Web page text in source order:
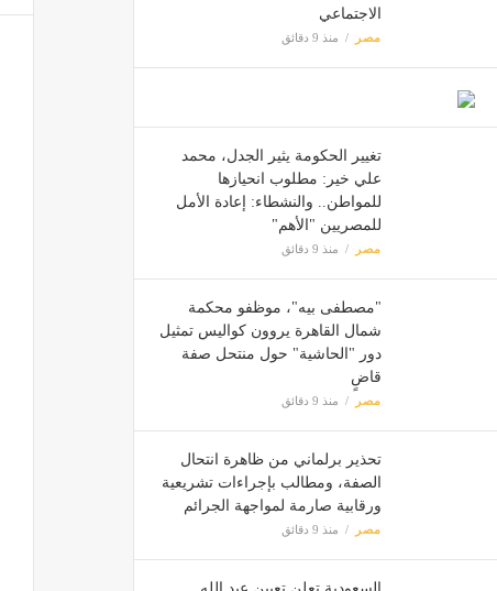
الاجتماعي
مصر منذ 9 دقائق
تغيير الحكومة يثير الجدل، محمد
علي خير: مطلوب انحيازها
للمواطن.. والنشطاء: إعادة الأمل
للمصريين "الأهم"
مصر منذ 9 دقائق
"مصطفى بيه"، موظفو محكمة
شمال القاهرة يروون كواليس تمثيل
دور "الحاشية" حول منتحل صفة
قاضٍ
مصر منذ 9 دقائق
تحذير برلماني من ظاهرة انتحال
الصفة، ومطالب بإجراءات تشريعية
ورقابية صارمة لمواجهة الجرائم
مصر منذ 9 دقائق